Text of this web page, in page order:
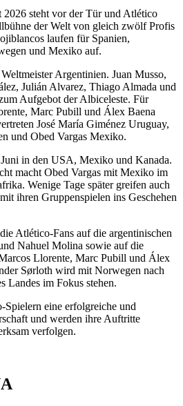
steht vor der Tür und Atlético
der Welt von gleich zwölf Profis
laufen für Spanien,
und Mexiko auf.
Argentinien. Juan Musso,
Julián Alvarez, Thiago Almada und
Aufgebot der Albiceleste. Für
Marc Pubill und Álex Baena
José María Giménez Uruguay,
und Obed Vargas Mexiko.
in den USA, Mexiko und Kanada.
macht Obed Vargas mit Mexiko im
Wenige Tage später greifen auch
ihren Gruppenspielen ins Geschehen
Atlético-Fans auf die argentinischen
Nahuel Molina sowie auf die
Llorente, Marc Pubill und Álex
Sørloth wird mit Norwegen nach
Landes im Fokus stehen.
eine erfolgreiche und
und werden ihre Auftritte
verfolgen.